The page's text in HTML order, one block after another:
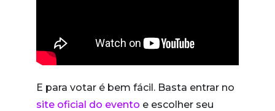
E para votar é bem fácil. Basta entrar no
site oficial do evento e escolher seu